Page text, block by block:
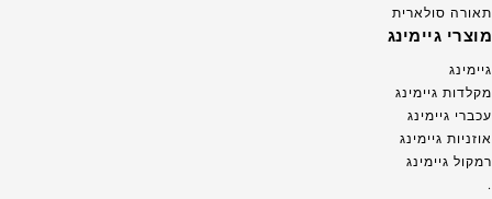
תאורה סולארית
מוצרי גיימינג
גיימינג
מקלדות גיימינג
עכברי גיימינג
אוזניות גיימינג
רמקול גיימינג
.